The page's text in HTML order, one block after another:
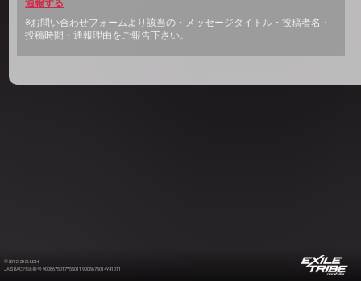
通報する
※お問い合わせフォームより該当の・メッセージタイトル・投稿者名・
投稿時間・通報理由をご報告下さい。
©2012-2026 LDH
JASRAC許諾番号 9008675017Y55011 9008675014Y41011